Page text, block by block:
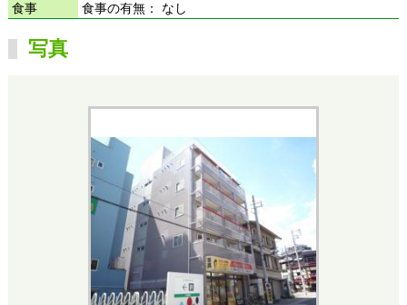
食事
食事の有無： なし
写真